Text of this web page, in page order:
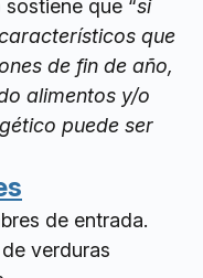
sostiene que “si
que
de fin de año,
alimentos y/o
puede ser
de entrada.
verduras